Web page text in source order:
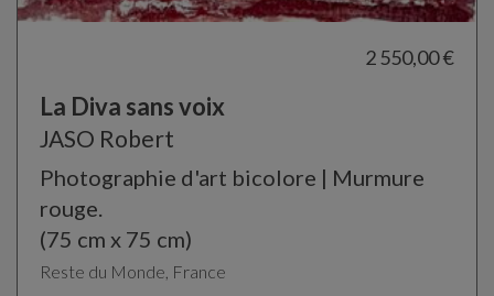
2 550,00 €
La Diva sans voix
JASO Robert
Photographie d'art bicolore | Murmure
rouge.
(75 cm x 75 cm)
Reste du Monde, France